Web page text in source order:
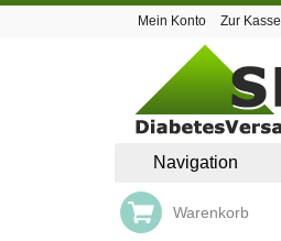
Mein Konto Zur Kasse
Navigation
Warenkorb